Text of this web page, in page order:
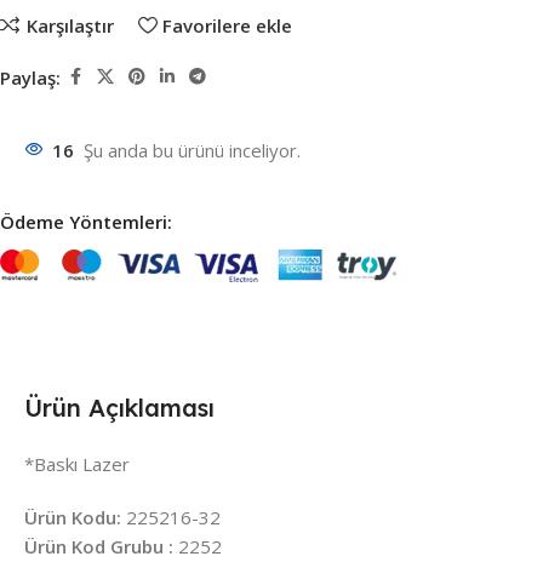
Karşılaştır Favorilere ekle
Paylaş:
16 Şu anda bu ürünü inceliyor.
Ödeme Yöntemleri:
Ürün Açıklaması
*Baskı Lazer
Ürün Kodu: 225216-32
Ürün Kod Grubu : 2252